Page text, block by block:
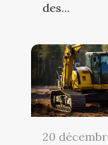
des...
20